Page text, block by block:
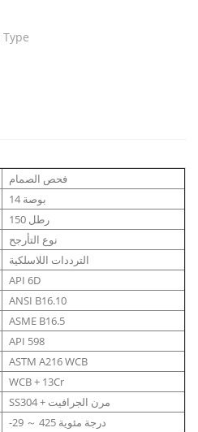
فحص الصمام
14 بوصة
150 رطل
نوع التأرجح
الترددات اللاسلكية
API 6D
ANSI B16.10
ASME B16.5
API 598
ASTM A216 WCB
WCB + 13Cr
SS304 + مرن الجرافيت
-29 ～ 425 درجة مئوية